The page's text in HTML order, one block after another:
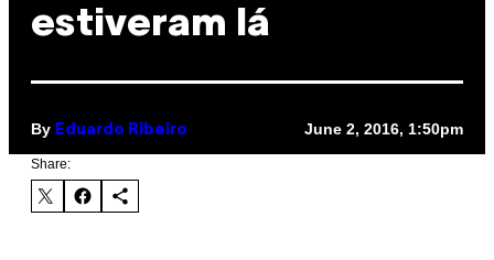
estiveram lá
By Eduardo Ribeiro June 2, 2016, 1:50pm
Share: